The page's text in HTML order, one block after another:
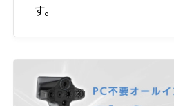
す。